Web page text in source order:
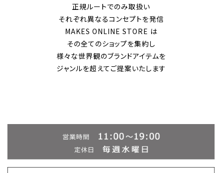
正規ルートでのみ取扱い
それぞれ異なるコンセプトを発信
MAKES ONLINE STORE は
その全てのショップを集約し
様々な世界観のブランドアイテムを
ジャンルを超えてご提案いたします